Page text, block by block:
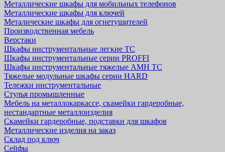
Металлические шкафы для мобильных телефонов
Металлические шкафы для ключей
Металические шкафы для огнетушителей
Производственная мебель
Верстаки
Шкафы инструментальные легкие ТС
Шкафы инструментальные серии PROFFI
Шкафы инструментальные тяжелые AMH TC
Тяжелые модульные шкафы серии HARD
Тележки инструментальные
Стулья промышленные
Мебель на металлокаркассе, скамейки гардеробные,
нестандартные металлоизделия
Скамейки гардеробные, подставки для шкафов
Металлические изделия на заказ
Склад под ключ
Сейфы